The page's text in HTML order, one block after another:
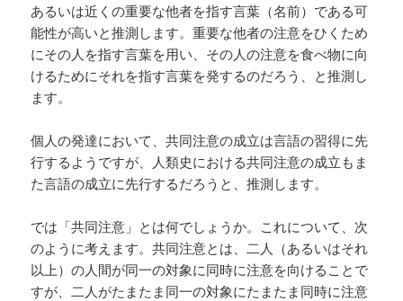
あるいは近くの重要な他者を指す言葉（名前）である可
能性が高いと推測します。重要な他者の注意をひくため
にその人を指す言葉を用い、その人の注意を食べ物に向
けるためにそれを指す言葉を発するのだろう、と推測し
ます。
個人の発達において、共同注意の成立は言語の習得に先
行するようですが、人類史における共同注意の成立もま
た言語の成立に先行するだろうと、推測します。
では「共同注意」とは何でしょうか。これについて、次
のように考えます。共同注意とは、二人（あるいはそれ
以上）の人間が同一の対象に同時に注意を向けることで
すが、二人がたまたま同一の対象にたまたま同時に注意